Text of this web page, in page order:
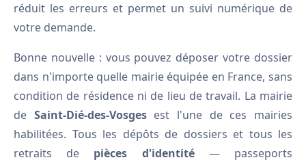
réduit les erreurs et permet un suivi numérique de
votre demande.
Bonne nouvelle : vous pouvez déposer votre dossier
dans n'importe quelle mairie équipée en France, sans
condition de résidence ni de lieu de travail. La mairie
de Saint-Dié-des-Vosgesest l'une de ces mairies
habilitées. Tous les dépôts de dossiers et tous les
retraits de pièces d'identité— passeports